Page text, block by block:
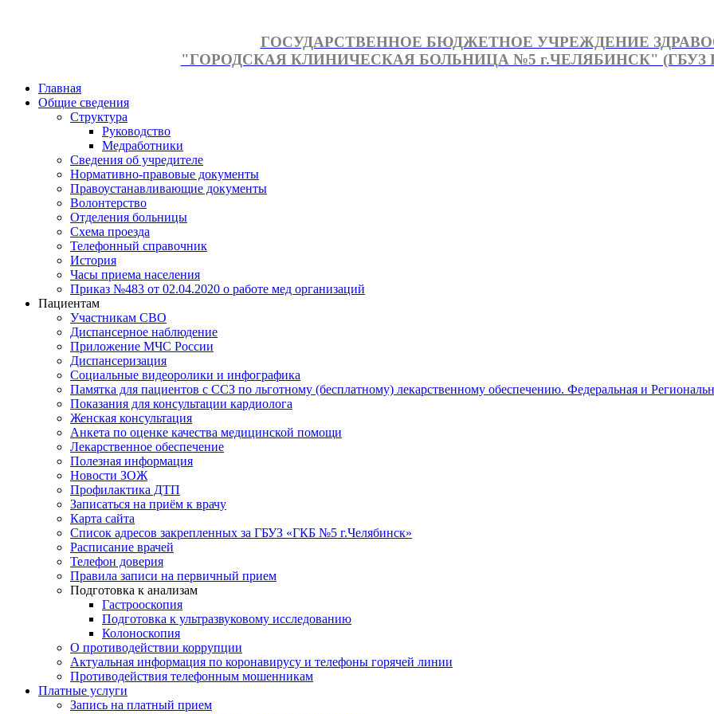
ГОСУДАРСТВЕННОЕ БЮДЖЕТНОЕ УЧРЕЖДЕНИЕ
"ГОРОДСКАЯ КЛИНИЧЕСКАЯ БОЛЬНИЦА №5 г.ЧЕЛЯБИНСК" (ГБУЗ
Главная
Общие сведения
Структура
Руководство
Медработники
Сведения об учредителе
Нормативно-правовые документы
Правоустанавливающие документы
Волонтерство
Отделения больницы
Схема проезда
Телефонный справочник
История
Часы приема населения
Приказ №483 от 02.04.2020 о работе мед организаций
Пациентам
Участникам СВО
Диспансерное наблюдение
Приложение МЧС России
Диспансеризация
Социальные видеоролики и инфографика
Памятка для пациентов с ССЗ по льготному (бесплатному) лекарственному обеспечению. Федеральная и
Показания для консультации кардиолога
Женская консультация
Анкета по оценке качества медицинской помощи
Лекарственное обеспечение
Полезная информация
Новости ЗОЖ
Профилактика ДТП
Записаться на приём к врачу
Карта сайта
Список адресов закрепленных за ГБУЗ «ГКБ №5 г.Челябинск»
Расписание врачей
Телефон доверия
Правила записи на первичный прием
Подготовка к анализам
Гастрооскопия
Подготовка к ультразвуковому исследованию
Колоноскопия
О противодействии коррупции
Актуальная информация по коронавирусу и телефоны горячей линии
Противодействия телефонным мошенникам
Платные услуги
Запись на платный прием